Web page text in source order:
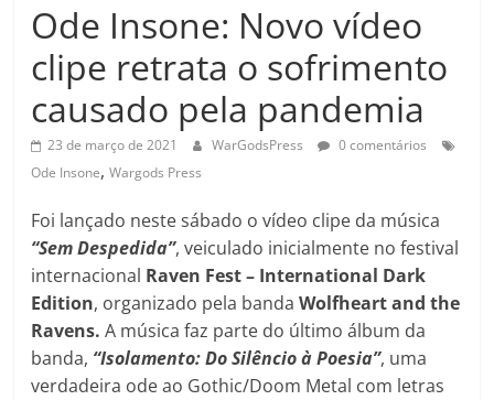
Ode Insone: Novo vídeo
clipe retrata o sofrimento
causado pela pandemia
23 de março de 2021 WarGodsPress
0 comentários
Ode Insone,Wargods Press
Foi lançado neste sábado o vídeo clipe da música
“Sem Despedida”, veiculado inicialmente no festival
internacional Raven Fest – International Dark
Edition, organizado pela bandaWolfheart and the
Ravens.A música faz parte do último álbum da
banda, “Isolamento: Do Silêncio à Poesia”, uma
verdadeira ode ao Gothic/Doom Metal com letras